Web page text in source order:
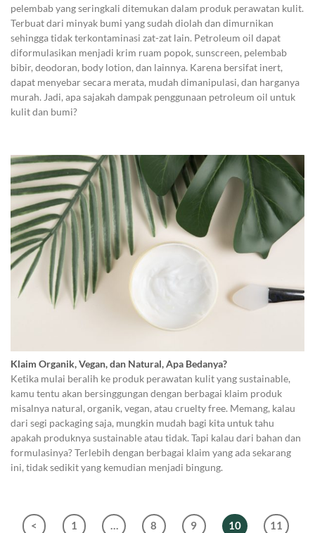
pelembab yang seringkali ditemukan dalam produk perawatan kulit.
Terbuat dari minyak bumi yang sudah diolah dan dimurnikan
sehingga tidak terkontaminasi zat-zat lain. Petroleum oil dapat
diformulasikan menjadi krim ruam popok, sunscreen, pelembab
bibir, deodoran, body lotion, dan lainnya. Karena bersifat inert,
dapat menyebar secara merata, mudah dimanipulasi, dan harganya
murah. Jadi, apa sajakah dampak penggunaan petroleum oil untuk
kulit dan bumi?
Klaim Organik, Vegan, dan Natural, Apa Bedanya?
Ketika mulai beralih ke produk perawatan kulit yang sustainable,
kamu tentu akan bersinggungan dengan berbagai klaim produk
misalnya natural, organik, vegan, atau cruelty free. Memang, kalau
dari segi packaging saja, mungkin mudah bagi kita untuk tahu
apakah produknya sustainable atau tidak. Tapi kalau dari bahan dan
formulasinya? Terlebih dengan berbagai klaim yang ada sekarang
ini, tidak sedikit yang kemudian menjadi bingung.
< 1 … 8 9 10
11